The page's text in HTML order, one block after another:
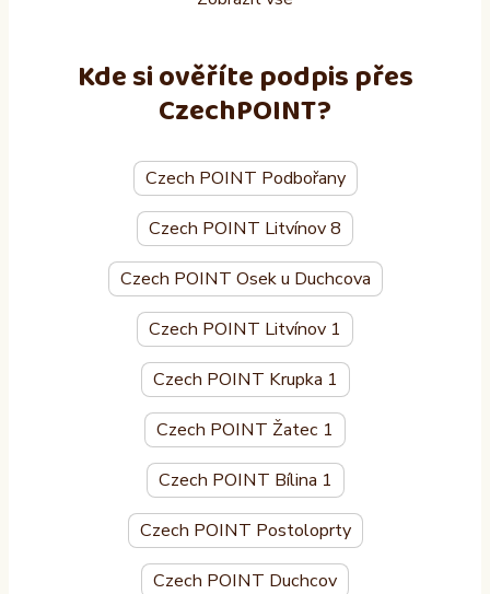
Kde si ověříte podpis přes
CzechPOINT?
Czech POINT Podbořany
Czech POINT Litvínov 8
Czech POINT Osek u Duchcova
Czech POINT Litvínov 1
Czech POINT Krupka 1
Czech POINT Žatec 1
Czech POINT Bílina 1
Czech POINT Postoloprty
Czech POINT Duchcov